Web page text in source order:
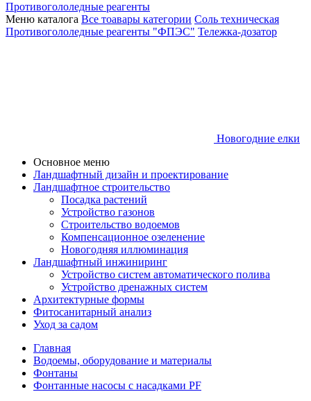
Противогололедные реагенты
Меню каталога Все тоавары категории Соль техническая
Противогололедные реагенты "ФПЭС" Тележка-дозатор
Новогодние елки
Основное меню
Ландшафтный дизайн и проектирование
Ландшафтное строительство
Посадка растений
Устройство газонов
Строительство водоемов
Компенсационное озеленение
Новогодняя иллюминация
Ландшафтный инжиниринг
Устройство систем автоматического полива
Устройство дренажных систем
Aрхитектурные формы
Фитосанитарный анализ
Уход за садом
Главная
Водоемы, оборудование и материалы
Фонтаны
Фонтанные насосы с насадками PF